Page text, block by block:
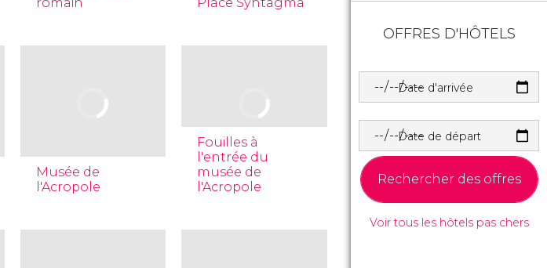
Musée de
l'Acropole
Fouilles à
l'entrée du
musée de
l'Acropole
OFFRES D'HÔTELS
Date d'arrivée
Date de départ
Rechercher des offres
Voir tous les hôtels pas chers